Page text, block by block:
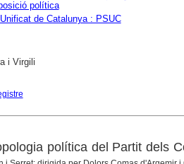
política
de Catalunya : PSUC
i Virgili
política del Partit dels